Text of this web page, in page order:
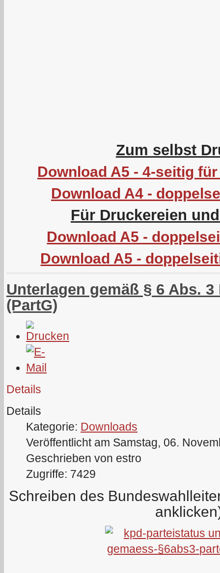
Zum selbst
Download A5 - 4-seitig
Download A4 -
Für Druckereien
Download A5 -
Download A5 -
Unterlagen gemäß § 6 Abs.
(PartG)
Details
Details
Kategorie: Downloads
Veröffentlicht am Samstag, 06.
Geschrieben von estro
Zugriffe: 7429
Schreiben des